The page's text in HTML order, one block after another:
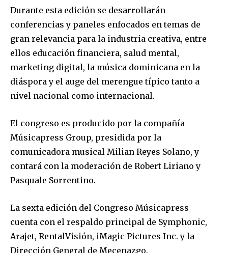
Durante esta edición se desarrollarán
conferencias y paneles enfocados en temas de
gran relevancia para la industria creativa, entre
ellos educación financiera, salud mental,
marketing digital, la música dominicana en la
diáspora y el auge del merengue típico tanto a
nivel nacional como internacional.
El congreso es producido por la compañía
Músicapress Group, presidida por la
comunicadora musical Milian Reyes Solano, y
contará con la moderación de Robert Liriano y
Pasquale Sorrentino.
La sexta edición del Congreso Músicapress
cuenta con el respaldo principal de Symphonic,
Arajet, RentalVisión, iMagic Pictures Inc. y la
Dirección General de Mecenazgo.